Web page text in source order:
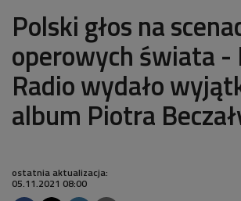
Polski głos na
operowych świata -
Radio wydało
album Piotra
ostatnia aktualizacja:
05.11.2021 08:00